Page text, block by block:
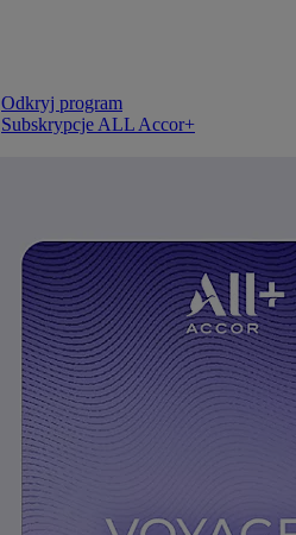
Odkryj program
Subskrypcje ALL Accor+